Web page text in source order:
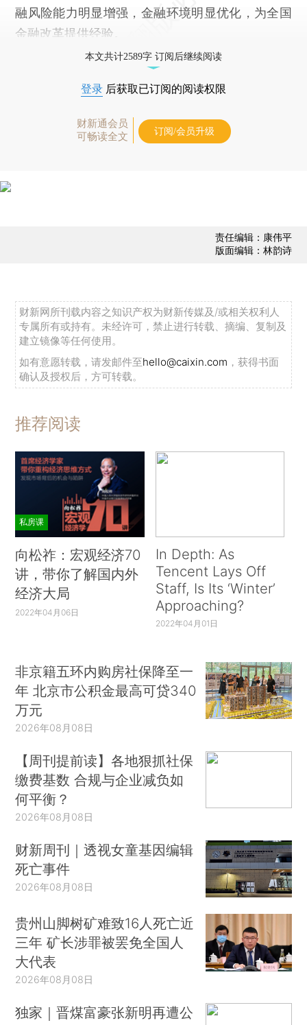
融风险能力明显增强，金融环境明显优化，为全国
金融改革提供经验。
本文共计2589字 订阅后继续阅读
登录 后获取已订阅的阅读权限
财新通会员
可畅读全文
订阅/会员升级
责任编辑：康伟平
版面编辑：林韵诗
财新网所刊载内容之知识产权为财新传媒及/或相关权利人
专属所有或持有。未经许可，禁止进行转载、摘编、复制及
建立镜像等任何使用。
如有意愿转载，请发邮件至hello@caixin.com ，获得书面
确认及授权后，方可转载。
推荐阅读
私房课
向松祚：宏观经济70
讲，带你了解国内外
经济大局
2022年04月06日
In Depth: As
Tencent Lays Off
Staff, Is Its ‘Winter’
Approaching?
2022年04月01日
非京籍五环内购房社保降至一
年 北京市公积金最高可贷340
万元
2026年08月08日
【周刊提前读】各地狠抓社保
缴费基数 合规与企业减负如
何平衡？
2026年08月08日
财新周刊｜透视女童基因编辑
死亡事件
2026年08月08日
贵州山脚树矿难致16人死亡近
三年 矿长涉罪被罢免全国人
大代表
2026年08月08日
独家｜晋煤富豪张新明再遭公